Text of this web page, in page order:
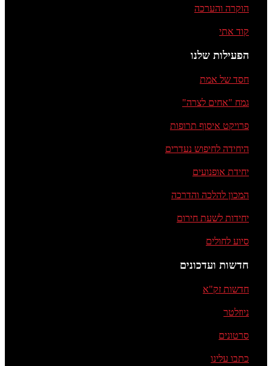
הוקרה והערכה
קוד אתי
הפעילות שלנו
חסד של אמת
גמח "אחים לצרה"
פרויקט איסוף תרופות
היחידה לחיפוש נעדרים
יחידת אופנועים
המכון להלכה והדרכה
יחידות לשעת חירום
סיוע לחולים
חדשות ועדכונים
חדשות זק"א
ניוזלטר
סרטונים
כתבו עלינו